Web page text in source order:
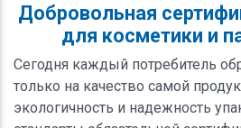
Добровольная
для косметики и
Сегодня каждый потребитель
только на качество самой
экологичность и надежность